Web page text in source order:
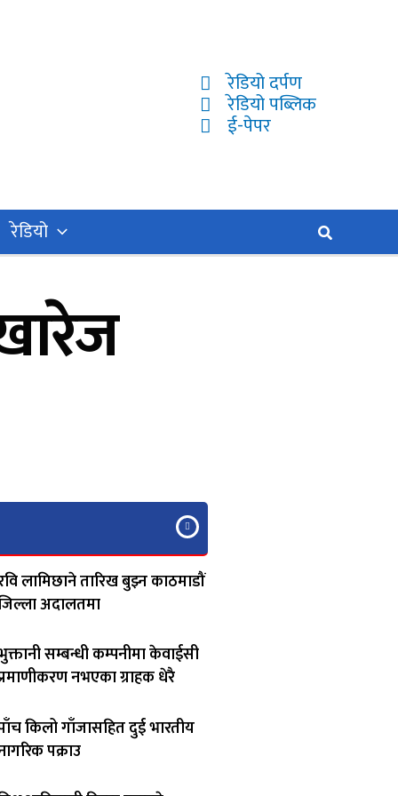
रेडियो दर्पण
रेडियो पब्लिक
ई-पेपर
रेडियो Search
लामिछाने तारिख बुझ्न काठमाडौं
अदालतमा
सम्बन्धी कम्पनीमा केवाईसी
नभएका ग्राहक धेरै
किलो गाँजासहित दुई भारतीय
पक्राउ